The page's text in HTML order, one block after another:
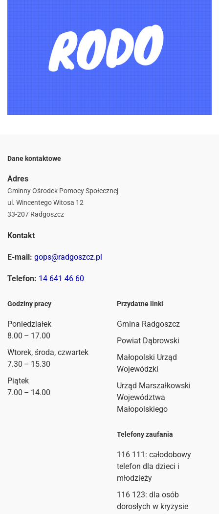
Dane kontaktowe
Adres
Gminny Ośrodek Pomocy Społecznej
ul. Wincentego Witosa 12
33-207 Radgoszcz
Kontakt
E-mail: gops@radgoszcz.pl
Telefon: 14 641 46 60
Godziny pracy
Poniedziałek
8.00 – 17.00
Wtorek, środa, czwartek
7.30 – 15.30
Piątek
7.00 – 14.00
Przydatne linki
Gmina Radgoszcz
Powiat Dąbrowski
Małopolski Urząd
Wojewódzki
Urząd Marszałkowski
Województwa
Małopolskiego
Telefony zaufania
116 111 : całodobowy
telefon dla dzieci i
młodzieży
116 123: dla osób
dorosłych w kryzysie